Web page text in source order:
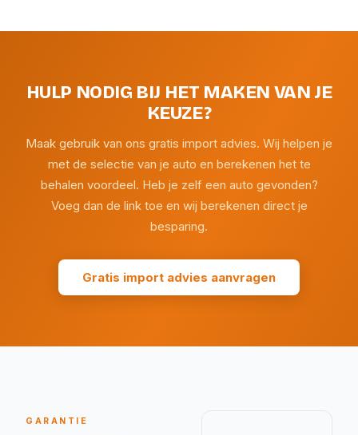
HULP NODIG BIJ HET MAKEN VAN JE
KEUZE?
Maak gebruik van ons gratis import advies. Wij helpen je
met de selectie van je auto en berekenen het te
behalen voordeel. Heb je zelf een auto gevonden?
Voeg dan de link toe en wij berekenen direct je
besparing.
Gratis import advies aanvragen
GARANTIE